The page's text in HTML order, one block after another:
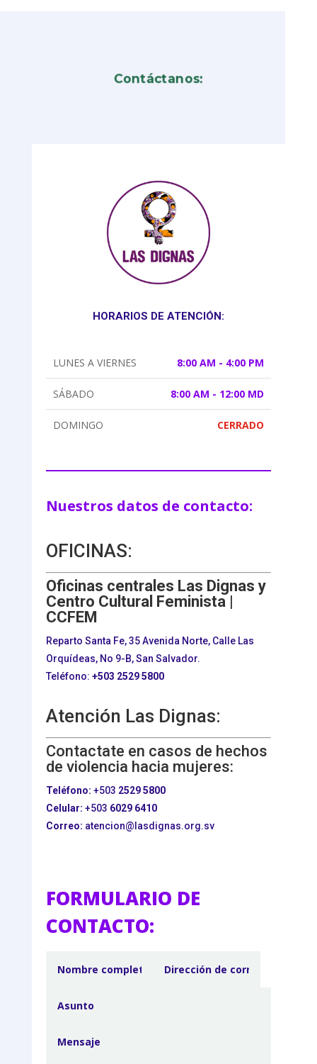
Contáctanos:
HORARIOS DE ATENCIÓN:
LUNES A VIERNES 8:00 AM - 4:00 PM
SÁBADO 8:00 AM - 12:00 MD
DOMINGO CERRADO
Nuestros datos de contacto:
OFICINAS:
Oficinas centrales Las Dignas y
Centro Cultural Feminista |
CCFEM
Reparto Santa Fe, 35 Avenida Norte, Calle Las
Orquídeas, No 9-B, San Salvador.
Teléfono: +503 2529 5800
Atención Las Dignas:
Contactate en casos de hechos
de violencia hacia mujeres:
Teléfono: +503 2529 5800
Celular: +503 6029 6410
Correo: atencion@lasdignas.org.sv
FORMULARIO DE
CONTACTO: